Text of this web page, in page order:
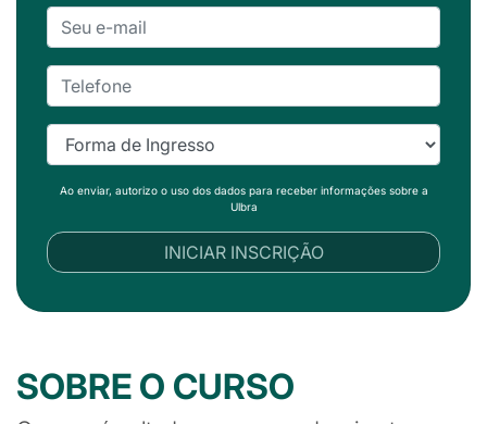
Ao enviar, autorizo o uso dos dados para receber informações sobre a
Ulbra
INICIAR INSCRIÇÃO
SOBRE O CURSO